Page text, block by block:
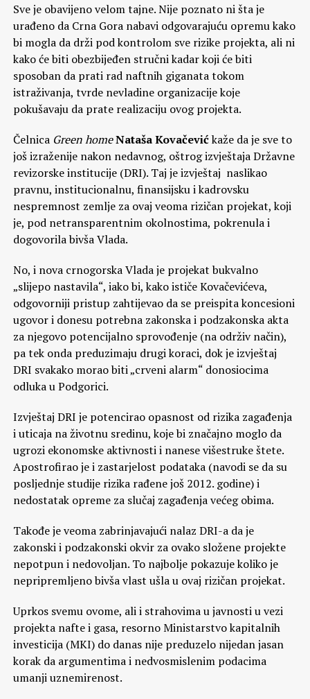
Sve je obavijeno velom tajne. Nije poznato ni šta je
urađeno da Crna Gora nabavi odgovarajuću opremu kako
bi mogla da drži pod kontrolom sve rizike projekta, ali ni
kako će biti obezbijeđen stručni kadar koji će biti
sposoban da prati rad naftnih giganata tokom
istraživanja, tvrde nevladine organizacije koje
pokušavaju da prate realizaciju ovog projekta.
Čelnica Green homeNataša Kovačevićkaže da je sve to
još izraženije nakon nedavnog, oštrog izvještaja Državne
revizorske institucije (DRI). Taj je izvještaj naslikao
pravnu, institucionalnu, finansijsku i kadrovsku
nespremnost zemlje za ovaj veoma rizičan projekat, koji
je, pod netransparentnim okolnostima, pokrenula i
dogovorila bivša Vlada.
No, i nova crnogorska Vlada je projekat bukvalno
„slijepo nastavila“, iako bi, kako ističe Kovačevićeva,
odgovorniji pristup zahtijevao da se preispita koncesioni
ugovor i donesu potrebna zakonska i podzakonska akta
za njegovo potencijalno sprovođenje (na održiv način),
pa tek onda preduzimaju drugi koraci, dok je izvještaj
DRI svakako morao biti „crveni alarm“ donosiocima
odluka u Podgorici.
Izvještaj DRI je potencirao opasnost od rizika zagađenja
i uticaja na životnu sredinu, koje bi značajno moglo da
ugrozi ekonomske aktivnosti i nanese višestruke štete.
Apostrofirao je i zastarjelost podataka (navodi se da su
posljednje studije rizika rađene još 2012. godine) i
nedostatak opreme za slučaj zagađenja većeg obima.
Takođe je veoma zabrinjavajući nalaz DRI-a da je
zakonski i podzakonski okvir za ovako složene projekte
nepotpun i nedovoljan. To najbolje pokazuje koliko je
nepripremljeno bivša vlast ušla u ovaj rizičan projekat.
Uprkos svemu ovome, ali i strahovima u javnosti u vezi
projekta nafte i gasa, resorno Ministarstvo kapitalnih
investicija (MKI) do danas nije preduzelo nijedan jasan
korak da argumentima i nedvosmislenim podacima
umanji uznemirenost.